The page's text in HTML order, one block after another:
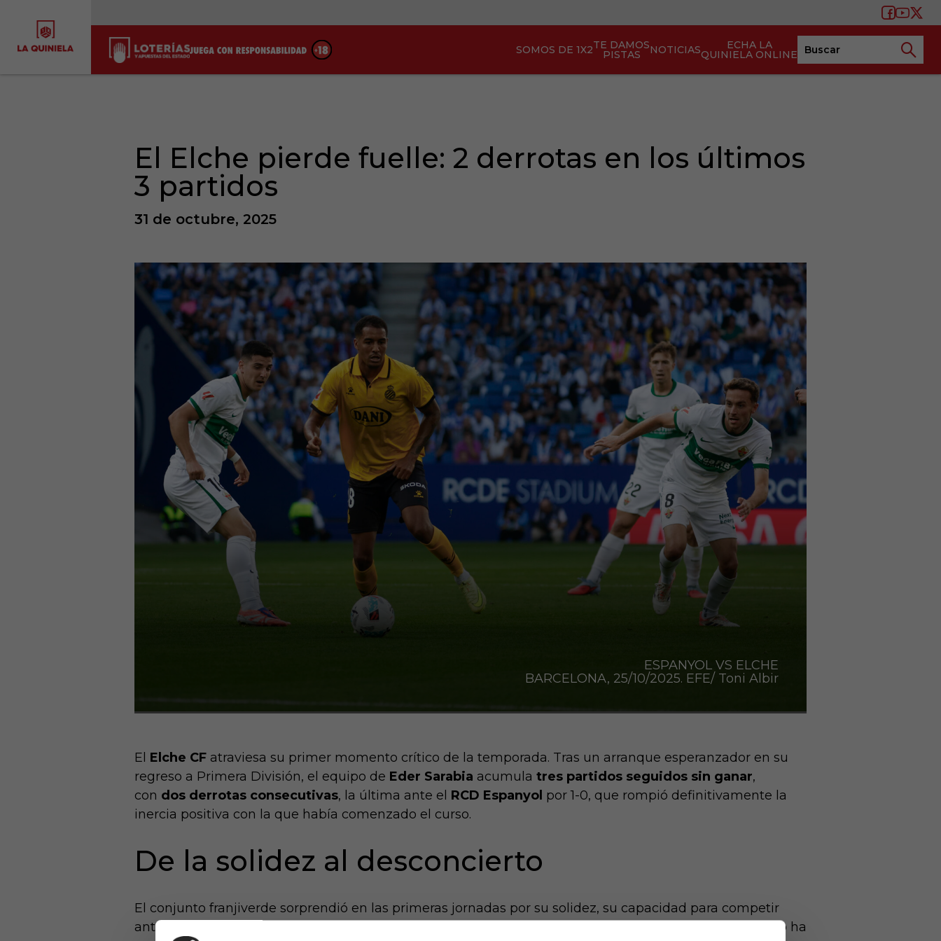
SOMOS DE 1X2TE DAMOS
PISTAS NOTICIAS ECHA LA
QUINIELA ONLINE
El Elche pierde fuelle: 2 derrotas en los últimos
3 partidos
31 de octubre, 2025
ESPANYOL VS ELCHE
BARCELONA, 25/10/2025. EFE/ Toni Albir
El Elche CF atraviesa su primer momento crítico de la temporada. Tras un arranque esperanzador en su
regreso a Primera División, el equipo de Eder Sarabia acumula tres partidos seguidos sin ganar,
con dos derrotas consecutivas, la última ante el RCD Espanyol por 1-0, que rompió definitivamente la
inercia positiva con la que había comenzado el curso.
De la solidez al desconcierto
El conjunto franjiverde sorprendió en las primeras jornadas por su solidez, su capacidad para competir
ante rivales de mayor presupuesto y su equilibrio entre ambición y orden. Sin embargo, el último tramo ha